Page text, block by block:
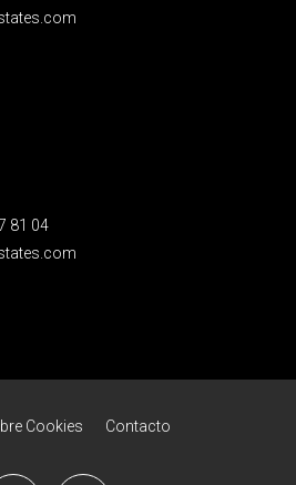
81 04
Cookies Contacto